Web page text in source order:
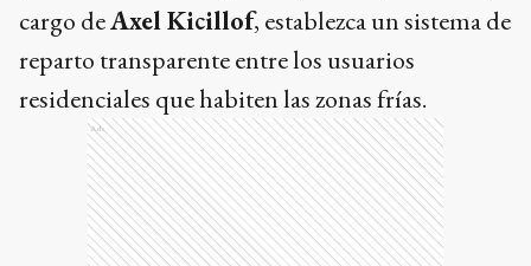
cargo deAxel Kicillof, establezca un sistema de
reparto transparente entre los usuarios
residenciales que habiten las zonas frías.
Ads